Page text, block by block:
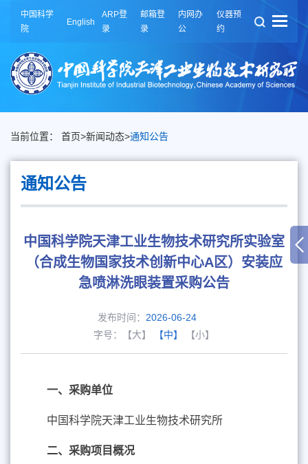
中国科学
院
English
ARP登
录
邮箱登
录
内网办
公
仪器预
约
当前位置： 首页>新闻动态>通知公告
通知公告
中国科学院天津工业生物技术研究所实验室
（合成生物国家技术创新中心A区）安装应
急喷淋洗眼装置采购公告
发布时间： 2026-06-24
字号：
【大】 【中】 【小】
一、采购单位
中国科学院天津工业生物技术研究所
二、采购项目概况